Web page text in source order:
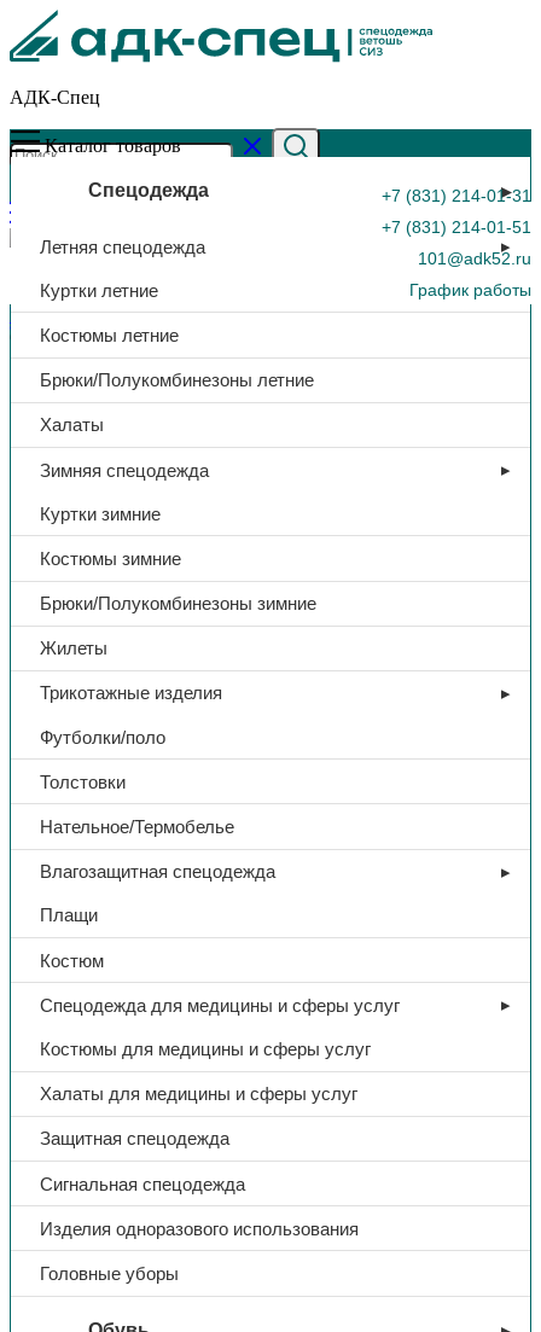
АДК-Спец
+7 (831) 214-01-31
+7 (831) 214-01-51
101@adk52.ru
График работы
0
Каталог товаров
Спецодежда
Летняя спецодежда
Куртки летние
Костюмы летние
Брюки/Полукомбинезоны летние
Халаты
Зимняя спецодежда
Куртки зимние
Костюмы зимние
Брюки/Полукомбинезоны зимние
Жилеты
Трикотажные изделия
Футболки/поло
Толстовки
Нательное/Термобелье
Влагозащитная спецодежда
Плащи
Костюм
Спецодежда для медицины и сферы услуг
Костюмы для медицины и сферы услуг
Халаты для медицины и сферы услуг
Защитная спецодежда
Сигнальная спецодежда
Изделия одноразового использования
Головные уборы
Главная страница»Каталог»Костюм «Весна 1», куртка/
брюки, тк.Смесовая, (васильковый/серый), СОП | (ЧЗ)